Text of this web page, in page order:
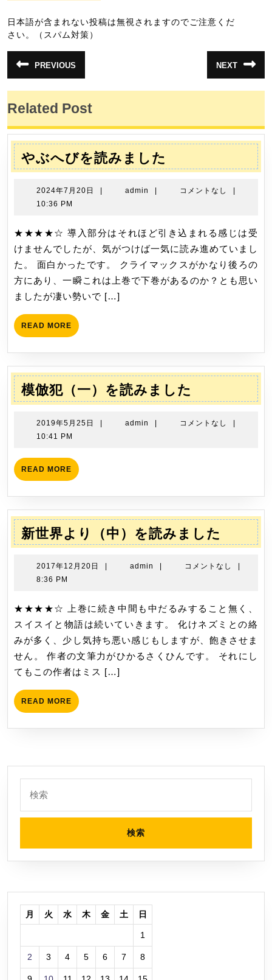
日本語が含まれない投稿は無視されますのでご注意くだ
さい。（スパム対策）
投
稿
ナ
ビ
ゲ
ー
シ
PREVIOUS
の
投
NEXT
の
投
Related Post
やぶへびを読みました
ぶ
読
み
ま
し
2024年7月20日
2024
月
20
admin admin コメントなし
10:36 PM
★★★★☆ 導入部分はそれほど引き込まれる感じは受
けませんでしたが、気がつけば一気に読み進めていまし
た。 面白かったです。 クライマックスがかなり後ろの
方にあり、一瞬これは上巻で下巻があるのか？とも思い
ましたが凄い勢いで […]
READ MORE READ
MORE
模倣犯（一）を読みました
倣
犯
ま
し
た
2019年5月25日
2019
| admin admin
| コメントなし
|
10:41 PM
READ MORE READ
MORE
新世界より（中）を読みました
世
界
（中）
を
読
み
2017年12月20日
2017
月
20
admin admin コメントなし
8:36 PM
★★★★☆ 上巻に続き中間も中だるみすること無く、
スイスイと物語は続いていきます。 化けネズミとの絡
みが多く、少し気持ち悪い感じもしますが、飽きさせま
せん。 作者の文筆力がひかるさくひんです。 それにし
てもこの作者はミス […]
READ MORE READ
MORE
索:
月 火 水 木 金 土 日
1
2 3 4 5 6 7 8